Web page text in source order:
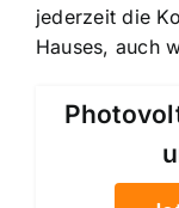
jederzeit die
Hauses, auch